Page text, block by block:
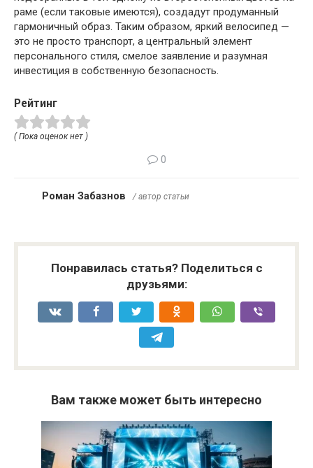
раме (если таковые имеются), создадут продуманный
гармоничный образ. Таким образом, яркий велосипед —
это не просто транспорт, а центральный элемент
персонального стиля, смелое заявление и разумная
инвестиция в собственную безопасность.
Рейтинг
( Пока оценок нет )
0
Роман Забазнов / автор статьи
Понравилась статья? Поделиться с
друзьями:
Вам также может быть интересно